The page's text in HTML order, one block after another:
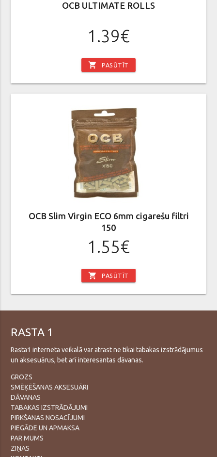
OCB ULTIMATE ROLLS
1.39€
shopping_cart PASŪTĪT
OCB Slim Virgin ECO 6mm cigarešu filtri
150
1.55€
shopping_cart PASŪTĪT
RASTA 1
Rasta1 interneta veikalā var atrast ne tikai tabakas izstrādājumus
un aksesuārus, bet arī interesantas dāvanas.
GROZS
SMĒĶĒŠANAS AKSESUĀRI
DĀVANAS
TABAKAS IZSTRĀDĀJUMI
PIRKŠANAS NOSACĪJUMI
PIEGĀDE UN APMAKSA
PAR MUMS
ZIŅAS